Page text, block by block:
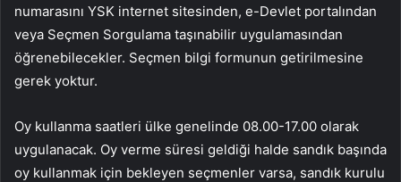
numarasını YSK internet sitesinden, e-Devlet portalından
veya Seçmen Sorgulama taşınabilir uygulamasından
öğrenebilecekler. Seçmen bilgi formunun getirilmesine
gerek yoktur.
Oy kullanma saatleri ülke genelinde 08.00-17.00 olarak
uygulanacak. Oy verme süresi geldiği halde sandık başında
oy kullanmak için bekleyen seçmenler varsa, sandık kurulu